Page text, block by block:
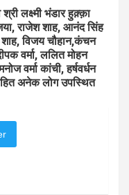
लक्ष्मी भंडार हुक़्क़ा
राजेश शाह, आनंद सिंह
शाह, विजय चौहान,कंचन
वर्मा, ललित मोहन
वर्मा कांची, हर्षवर्धन
अनेक लोग उपस्थित